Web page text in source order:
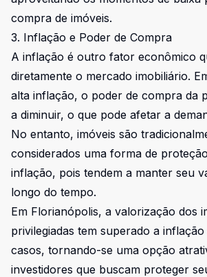
compra de imóveis.
3. Inflação e Poder de Compra
A inflação é outro fator econômico
diretamente o mercado imobiliário.
alta inflação, o poder de compra da
a diminuir, o que pode afetar a
No entanto, imóveis são
considerados uma forma de
inflação, pois tendem a manter seu
longo do tempo.
Em Florianópolis, a valorização dos
privilegiadas tem superado a
casos, tornando-se uma opção
investidores que buscam proteger